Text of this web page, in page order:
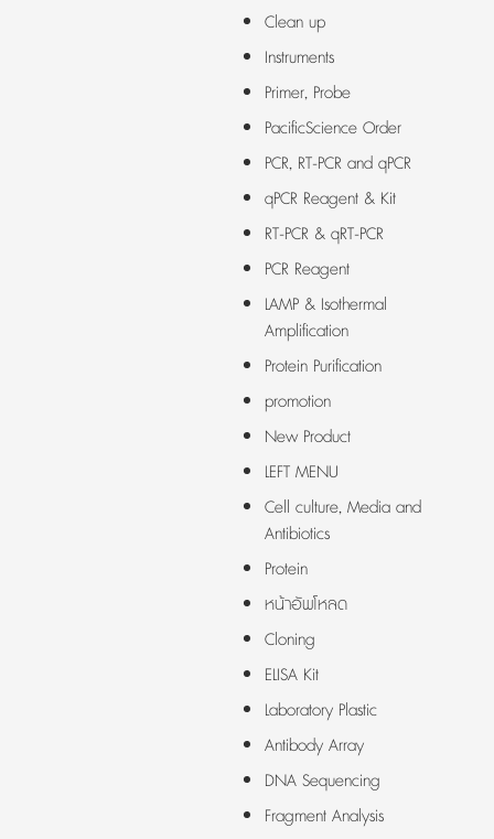
Clean up
Instruments
Primer, Probe
PacificScience Order
PCR, RT-PCR and qPCR
qPCR Reagent & Kit
RT-PCR & qRT-PCR
PCR Reagent
LAMP & Isothermal
Amplification
Protein Purification
promotion
New Product
LEFT MENU
Cell culture, Media and
Antibiotics
Protein
หน้าอัพโหลด
Cloning
ELISA Kit
Laboratory Plastic
Antibody Array
DNA Sequencing
Fragment Analysis